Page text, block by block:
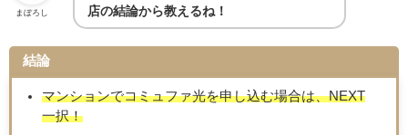
まぼろし
店の結論から教えるね！
結論
マンションでコミュファ光を申し込む場合は、NEXT
一択！